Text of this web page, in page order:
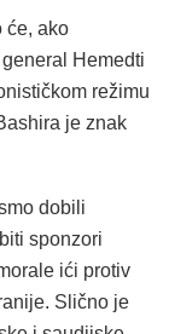
će, ako
Hemedti
režimu
je znak
dobili
sponzori
ići protiv
Slično je